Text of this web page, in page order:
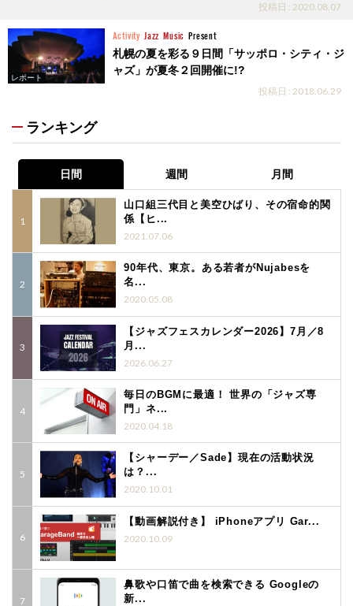
投稿日 : 2020.08.07
レポート
Activity Jazz Music Present
札幌の夏を彩る９日間「サッポロ・シティ・ジ
ャズ」が夏冬２回開催に!?
投稿日 : 2018.06.29
ランキング
日間 週間 月間
山口組三代目と美空ひばり、その宿命的関
係【ヒ...
2021.07.06
90年代、東京。ある若者がNujabesを
名...
2020.05.08
【ジャズフェスカレンダー2026】7月／8
月...
2026.06.27
毎日のBGMに最適！ 世界の「ジャズ専
門」ネ...
2020.04.18
【シャーデー／Sade】現在の活動状況
は？...
2020.10.01
【動画解説付き】 iPhoneアプリ Gar...
2020.10.09
鼻歌や口笛で曲を検索できる Googleの
新...